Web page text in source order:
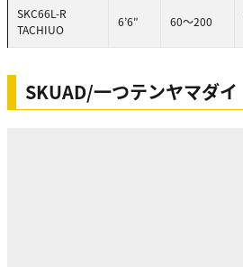
SKC66L-R
TACHIUO
6’6″ 60～200
SKUAD/一つテンヤマダイ